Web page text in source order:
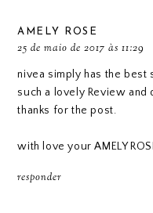
AMELY ROSE
25 de maio de 2017 às 11:29
nivea simply has the best
such a lovely Review and
thanks for the post.
with love yourAMELY
responder